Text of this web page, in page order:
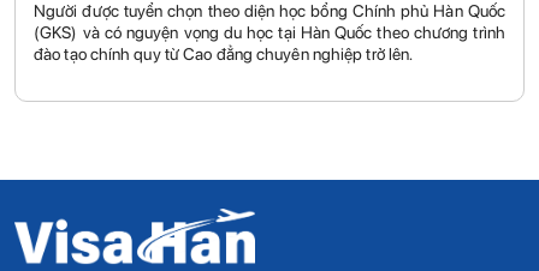
Người được tuyển chọn theo diện học bổng Chính phủ Hàn Quốc
(GKS) và có nguyện vọng du học tại Hàn Quốc theo chương trình
đào tạo chính quy từ Cao đẳng chuyên nghiệp trở lên.